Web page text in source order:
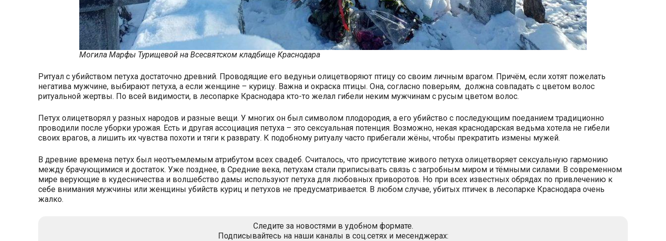
Могила Марфы Турищевой на Всесвятском кладбище Краснодара
Ритуал с убийством петуха достаточно древний. Проводящие его ведуньи олицетворяют птицу со своим личным врагом. Причём, если хотят пожелать
негатива мужчине, выбирают петуха, а если женщине – курицу. Важна и окраска птицы. Она, согласно поверьям, должна совпадать с цветом волос
ритуальной жертвы. По всей видимости, в лесопарке Краснодара кто-то желал гибели неким мужчинам с русым цветом волос.
Петух олицетворял у разных народов и разные вещи. У многих он был символом плодородия, а его убийство с последующим поеданием традиционно
проводили после уборки урожая. Есть и другая ассоциация петуха – это сексуальная потенция. Возможно, некая краснодарская ведьма хотела не гибели
своих врагов, а лишить их чувства похоти и тяги к разврату. К подобному ритуалу часто прибегали жёны, чтобы прекратить измены мужей.
В древние времена петух был неотъемлемым атрибутом всех свадеб. Считалось, что присутствие живого петуха олицетворяет сексуальную гармонию
между брачующимися и достаток. Уже позднее, в Средние века, петухам стали приписывать связь с загробным миром и тёмными силами. В современном
мире верующие в кудесничества и волшебство дамы используют петуха для любовных приворотов. Но при всех известных обрядах по привлечению к
себе внимания мужчины или женщины убийств куриц и петухов не предусматривается. В любом случае, убитых птичек в лесопарке Краснодара очень
жалко.
Следите за новостями в удобном формате.
Подписывайтесь на наши каналы в соц.сетях и месенджерах: